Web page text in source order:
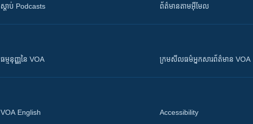
ស្តាប់ Podcasts ព័ត៌មាន​តាម​អ៊ីមែល
ធម្មនុញ្ញ​នៃ VOA ក្រម​​​សីលធម៌​​​អ្នក​​​សារព័ត៌មាន VOA
VOA English Accessibility